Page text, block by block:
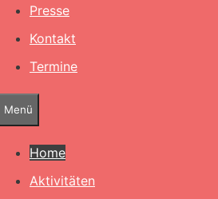
Presse
Kontakt
Termine
Menü
Home
Aktivitäten